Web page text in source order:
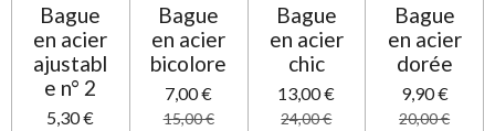
Bague
en acier
ajustabl
e n° 2
5,30 €
Bague
en acier
bicolore
7,00 €
15,00 €
Bague
en acier
chic
13,00 €
24,00 €
Bague
en acier
dorée
9,90 €
20,00 €